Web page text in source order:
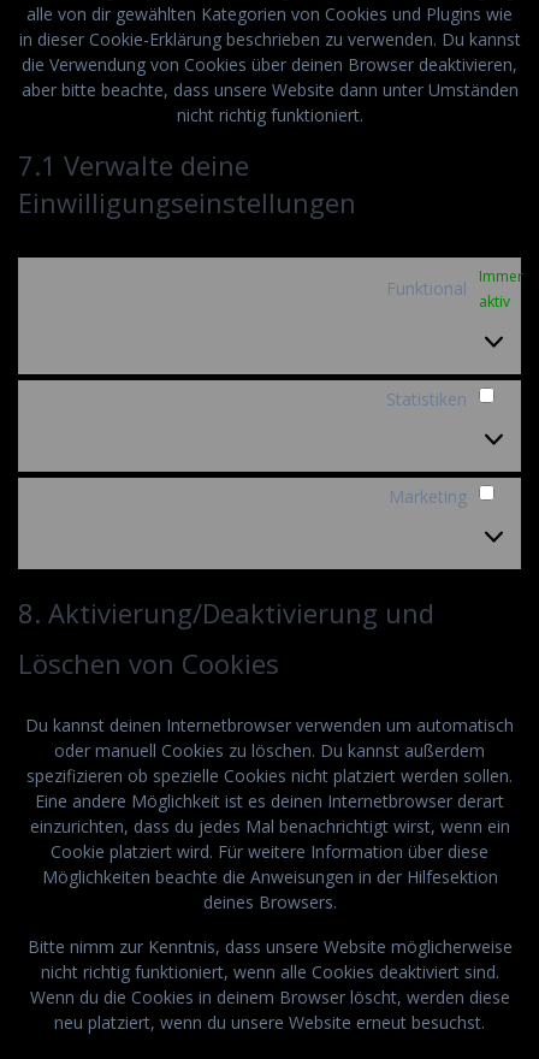
alle von dir gewählten Kategorien von Cookies und Plugins wie
in dieser Cookie-Erklärung beschrieben zu verwenden. Du kannst
die Verwendung von Cookies über deinen Browser deaktivieren,
aber bitte beachte, dass unsere Website dann unter Umständen
nicht richtig funktioniert.
7.1 Verwalte deine
Einwilligungseinstellungen
Funktional
Immer
aktiv
Statistiken
Marketing
8. Aktivierung/Deaktivierung und
Löschen von Cookies
Du kannst deinen Internetbrowser verwenden um automatisch
oder manuell Cookies zu löschen. Du kannst außerdem
spezifizieren ob spezielle Cookies nicht platziert werden sollen.
Eine andere Möglichkeit ist es deinen Internetbrowser derart
einzurichten, dass du jedes Mal benachrichtigt wirst, wenn ein
Cookie platziert wird. Für weitere Information über diese
Möglichkeiten beachte die Anweisungen in der Hilfesektion
deines Browsers.
Bitte nimm zur Kenntnis, dass unsere Website möglicherweise
nicht richtig funktioniert, wenn alle Cookies deaktiviert sind.
Wenn du die Cookies in deinem Browser löscht, werden diese
neu platziert, wenn du unsere Website erneut besuchst.